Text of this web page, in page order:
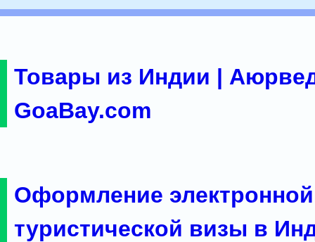
Товары из Индии |
GoaBay.com
Оформление электронной
туристической визы в